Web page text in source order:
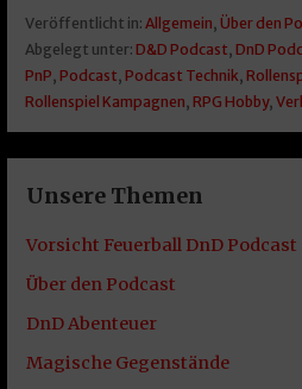
Veröffentlicht in: Allgemein Über den
Abgelegt unter: D&D Podcast DnD
PnP Podcast Podcast Technik
Rollenspiel Kampagnen RPG Hobby,
Unsere Themen
Vorsicht Feuerball DnD Podcast
Über den Podcast
DnD Abenteuer
Magische Gegenstände